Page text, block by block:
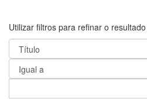
Utilizar filtros para refinar o